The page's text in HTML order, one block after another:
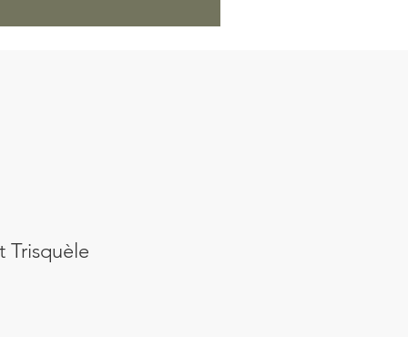
Trisquèle